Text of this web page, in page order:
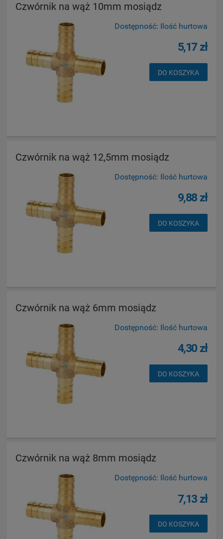
Czwórnik na wąż 10mm mosiądz
Dostępność: Ilość hurtowa
5,17 zł
DO KOSZYKA
Czwórnik na wąż 12,5mm mosiądz
Dostępność: Ilość hurtowa
9,88 zł
DO KOSZYKA
Czwórnik na wąż 6mm mosiądz
Dostępność: Ilość hurtowa
4,30 zł
DO KOSZYKA
Czwórnik na wąż 8mm mosiądz
Dostępność: Ilość hurtowa
7,13 zł
DO KOSZYKA